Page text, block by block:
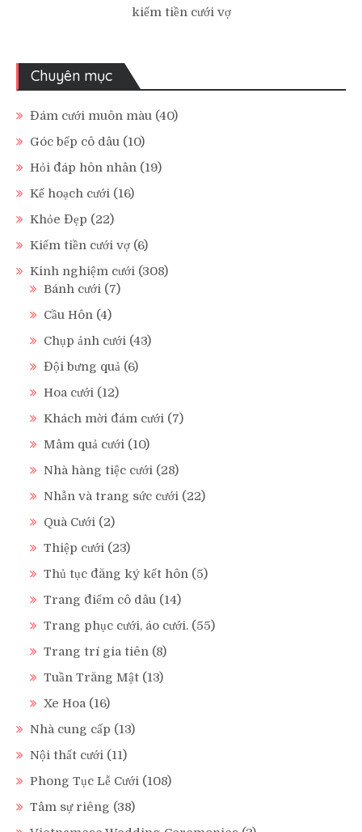
kiếm tiền cưới vợ
Chuyên mục
Đám cưới muôn màu (40)
Góc bếp cô dâu (10)
Hỏi đáp hôn nhân (19)
Kế hoạch cưới (16)
Khỏe Đẹp (22)
Kiếm tiền cưới vợ (6)
Kinh nghiệm cưới (308)
Bánh cưới (7)
Cầu Hôn (4)
Chụp ảnh cưới (43)
Đội bưng quả (6)
Hoa cưới (12)
Khách mời đám cưới (7)
Mâm quả cưới (10)
Nhà hàng tiệc cưới (28)
Nhẫn và trang sức cưới (22)
Quà Cưới (2)
Thiệp cưới (23)
Thủ tục đăng ký kết hôn (5)
Trang điểm cô dâu (14)
Trang phục cưới, áo cưới. (55)
Trang trí gia tiên (8)
Tuần Trăng Mật (13)
Xe Hoa (16)
Nhà cung cấp (13)
Nội thất cưới (11)
Phong Tục Lễ Cưới (108)
Tâm sự riêng (38)